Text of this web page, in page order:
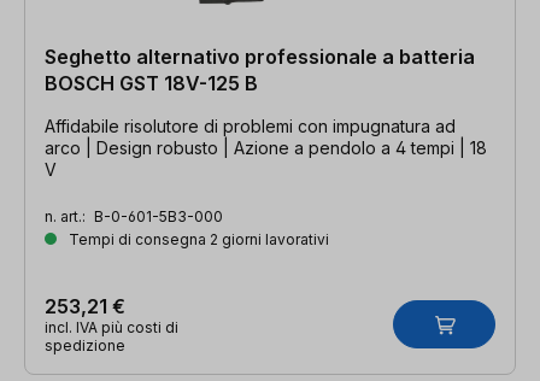
Seghetto alternativo professionale a batteria
BOSCH GST 18V-125 B
Affidabile risolutore di problemi con impugnatura ad
arco | Design robusto | Azione a pendolo a 4 tempi | 18
V
n. art.: B-0-601-5B3-000
Tempi di consegna 2 giorni lavorativi
253,21 €
incl. IVA più costi di
spedizione